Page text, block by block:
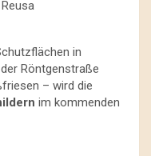
in
Röntgenstraße
– wird die
im kommenden